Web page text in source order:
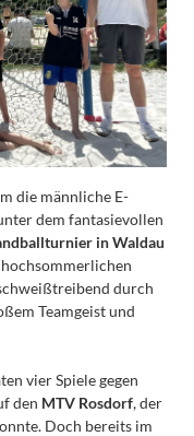
die männliche E-
dem fantasievollen
in Waldau
durch
Teamgeist und
vier Spiele gegen
den MTV Rosdorf, der
Doch bereits im